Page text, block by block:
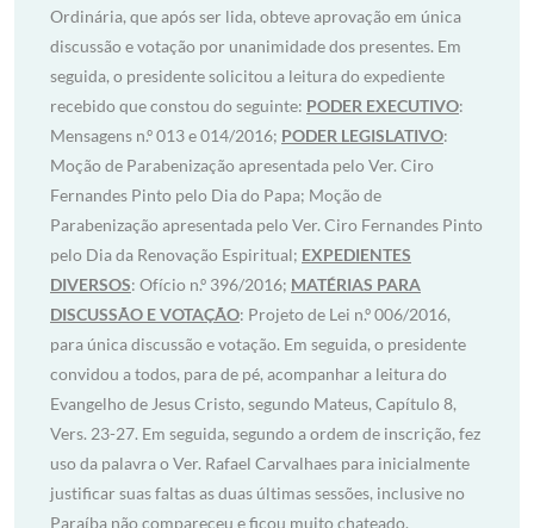
Ordinária, que após ser lida, obteve aprovação em única
discussão e votação por unanimidade dos presentes. Em
seguida, o presidente solicitou a leitura do expediente
recebido que constou do seguinte: PODER EXECUTIVO:
Mensagens n.º 013 e 014/2016; PODER LEGISLATIVO:
Moção de Parabenização apresentada pelo Ver. Ciro
Fernandes Pinto pelo Dia do Papa; Moção de
Parabenização apresentada pelo Ver. Ciro Fernandes Pinto
pelo Dia da Renovação Espiritual; EXPEDIENTES
DIVERSOS: Ofício n.º 396/2016; MATÉRIAS PARA
DISCUSSÃO E VOTAÇÃO: Projeto de Lei n.º 006/2016,
para única discussão e votação. Em seguida, o presidente
convidou a todos, para de pé, acompanhar a leitura do
Evangelho de Jesus Cristo, segundo Mateus, Capítulo 8,
Vers. 23-27. Em seguida, segundo a ordem de inscrição, fez
uso da palavra o Ver. Rafael Carvalhaes para inicialmente
justificar suas faltas as duas últimas sessões, inclusive no
Paraíba não compareceu e ficou muito chateado.